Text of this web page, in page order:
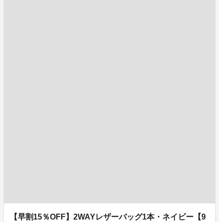
【早割15％OFF】2WAYレザーバッグ1本・ネイビー【9